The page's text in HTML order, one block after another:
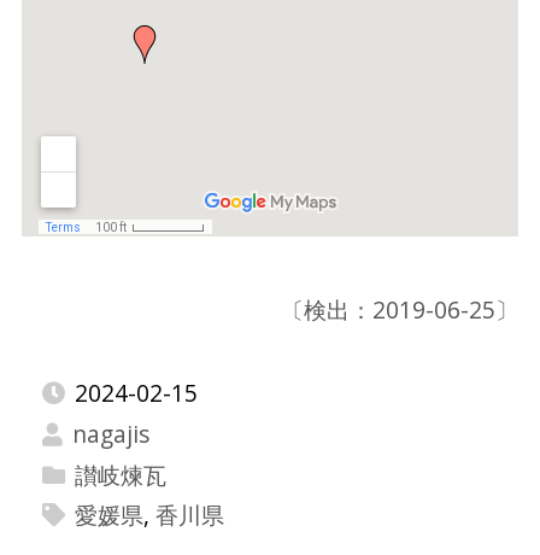
〔検出：2019-06-25〕
2024-02-15
nagajis
讃岐煉瓦
愛媛県, 香川県